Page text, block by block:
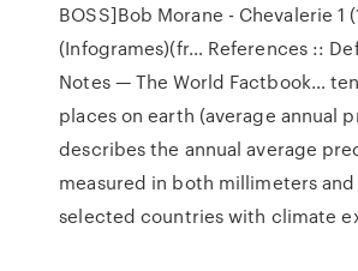
BOSS]Bob Morane - Chevalerie 1
(Infogrames)(fr… References ::
Notes — The World Factbook…
places on earth (average annual
describes the annual average
measured in both millimeters
selected countries with climate